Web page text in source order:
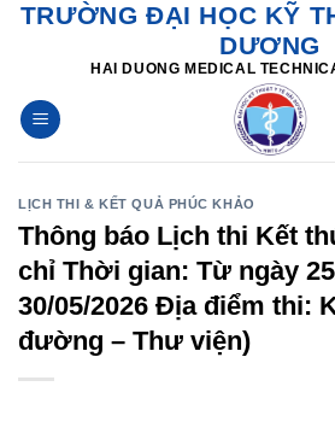
SkipTRƯỜNG ĐẠI HỌC KỸ
DƯƠNG
HAI DUONG MEDICAL
LỊCH THI & KẾT QUẢ PHÚC KHẢO
Thông báo Lịch thi Kết
chỉ Thời gian: Từ ngày
30/05/2026 Địa điểm thi:
đường – Thư viện)